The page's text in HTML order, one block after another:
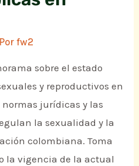
fw2
sobre el estado
y reproductivos en
jurídicas y las
la sexualidad y la
colombiana. Toma
la vigencia de la actual